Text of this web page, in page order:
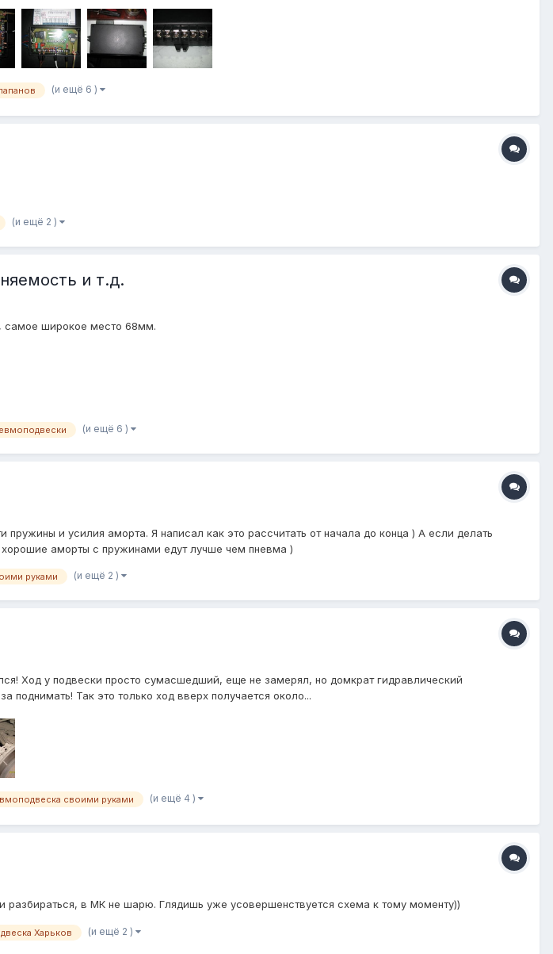
(и ещё 6 )
(и ещё 2 )
и т.д.
самое широкое место 68мм.
(и ещё 6 )
и усилия аморта. Я написал как это рассчитать от начала до конца ) А если делать
аморты с пружинами едут лучше чем пневма )
руками (и ещё 2 )
Ход у подвески просто сумасшедший, еще не замерял, но домкрат гидравлический
Так это только ход вверх получается около...
своими руками (и ещё 4 )
разбираться, в МК не шарю. Глядишь уже усовершенствуется схема к тому моменту))
Харьков (и ещё 2 )